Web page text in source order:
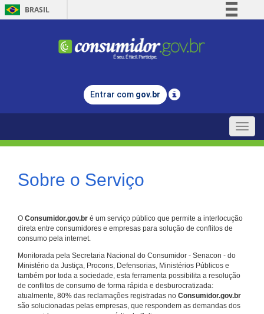
BRASIL
Comunica BR
Legislação
Entrar com gov.br
Toggle
Sobre o Serviço
O Consumidor.gov.br é um serviço público que permite a interlocução
direta entre consumidores e empresas para solução de conflitos de
consumo pela internet.
Monitorada pela Secretaria Nacional do Consumidor - Senacon - do
Ministério da Justiça, Procons, Defensorias, Ministérios Públicos e
também por toda a sociedade, esta ferramenta possibilita a resolução
de conflitos de consumo de forma rápida e desburocratizada:
atualmente, 80% das reclamações registradas no Consumidor.gov.br
são solucionadas pelas empresas, que respondem as demandas dos